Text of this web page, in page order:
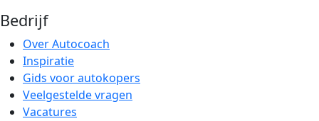
Bedrijf
Over Autocoach
Inspiratie
Gids voor autokopers
Veelgestelde vragen
Vacatures